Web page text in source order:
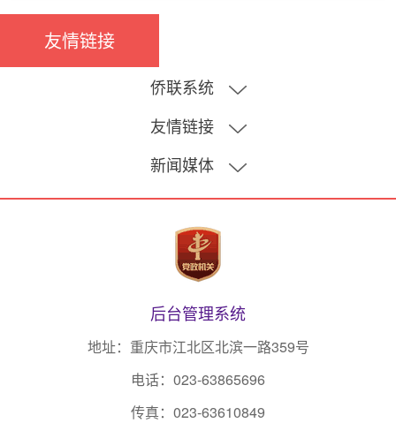
友情链接
侨联系统
吉林
河南
湖北
湖南
广东
贵州
友情链接
重庆致公党
重庆政府网
重庆统战部
重庆总工会
重庆共青团
重庆妇女联合会
重庆科学技术协会
重庆红十字会
新闻媒体
网易
重庆日报
中新网（重庆）
人民日报
人民网
闽商网
新华网
后台管理系统
地址：重庆市江北区北滨一路359号
电话：023-63865696
传真：023-63610849